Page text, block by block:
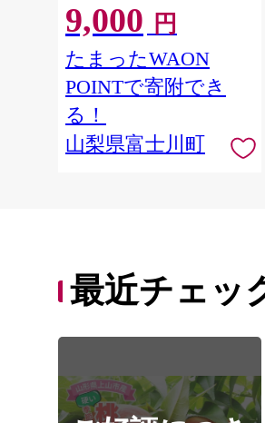
マスカット 〜 １ｋｇ以上
（２〜３房） フルーツ 山梨
県産 果物 くだもの シャイン
マスカット ぶどう ブドウ 葡
萄 大粒 種なし 先行予約 富士
川町 10000円 一万円 9000円
九千円
9,000 円
たまったWAON
POINTで寄附でき
る！
山梨県富士川町
最近チェッ